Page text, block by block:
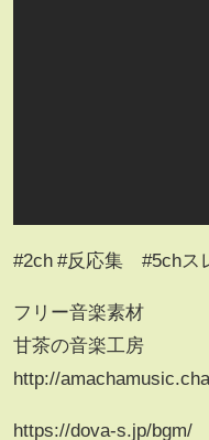
#2ch #反応集 #5ch
フリー音楽素材
甘茶の音楽工房
http://
https://dova-s.jp/bgm/